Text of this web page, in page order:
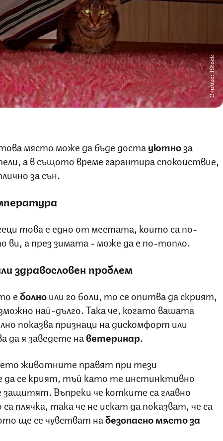
Снимка: IStock
място може да бъде достауютноза
а в същото време гарантира спокойствие,
за сън.
това е едно от местата, които са по-
ви, а през зимата - може да е по-топло.
здравословен проблем
еболноили го боли, то се опитва да скрият,
най-дълго. Така че, когато вашата
показва признаци на дискомфорт или
да я заведете наветеринар.
животните правят при тези
да се крият, тъй като те инстинктивно
защитят. Въпреки че котките са главно
плячка, така че не искат да показват, че са
ще се чувстват набезопасно място за